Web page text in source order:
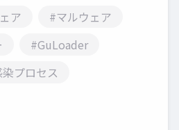
ア
#マルウェア
#GuLoader
プロセス